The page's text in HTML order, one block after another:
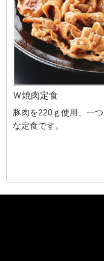
Ｗ焼肉定食
豚肉を220ｇ使用、一
な定食です。